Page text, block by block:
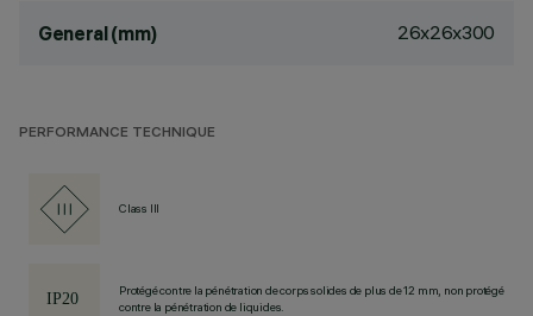
General (mm) 26x26x300
PERFORMANCE TECHNIQUE
Class III
Protégé contre la pénétration de corps solides de plus de 12 mm, non protégé
contre la pénétration de liquides.